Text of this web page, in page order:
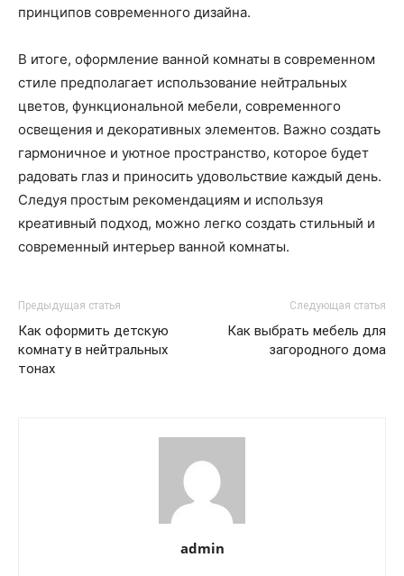
принципов современного дизайна.
В итоге, оформление ванной комнаты в современном
стиле предполагает использование нейтральных
цветов, функциональной мебели, современного
освещения и декоративных элементов. Важно создать
гармоничное и уютное пространство, которое будет
радовать глаз и приносить удовольствие каждый день.
Следуя простым рекомендациям и используя
креативный подход, можно легко создать стильный и
современный интерьер ванной комнаты.
Предыдущая статья
Как оформить детскую
комнату в нейтральных
тонах
Следующая статья
Как выбрать мебель для
загородного дома
admin